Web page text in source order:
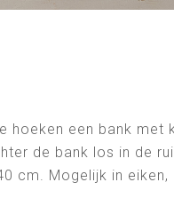
hoeken een bank
de bank los in de
cm. Mogelijk in